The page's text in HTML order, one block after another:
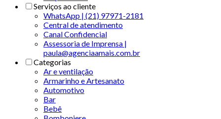
Serviços ao cliente
WhatsApp | (21) 97971-2181
Central de atendimento
Canal Confidencial
Assessoria de Imprensa |
paula@agenciaamais.com.br
Categorias
Ar e ventilação
Armarinho e Artesanato
Automotivo
Bar
Bebê